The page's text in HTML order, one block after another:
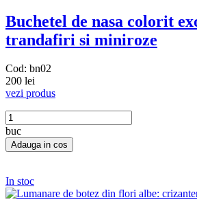
Buchetel de nasa colorit
trandafiri si miniroze
Cod: bn02
200 lei
vezi produs
buc
In stoc